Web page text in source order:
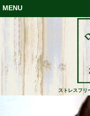
ストレスフリ
MENU